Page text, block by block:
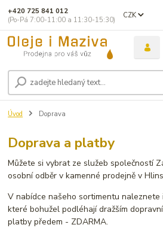
CZK
+420 725 841 012
(Po-Pá 7:00-11:00 a 11:30-15:30)
Úvod Doprava
Doprava a platby
Můžete si vybrat ze služeb společností
osobní odběr v kamenné prodejně v
V nabídce našeho sortimentu naleznete
které bohužel podléhají dražším
platby předem - ZDARMA.